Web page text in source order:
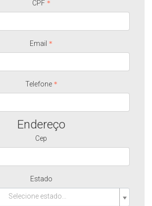
CPF
Email
Telefone
Endereço
Cep
Estado
Selecione estado...